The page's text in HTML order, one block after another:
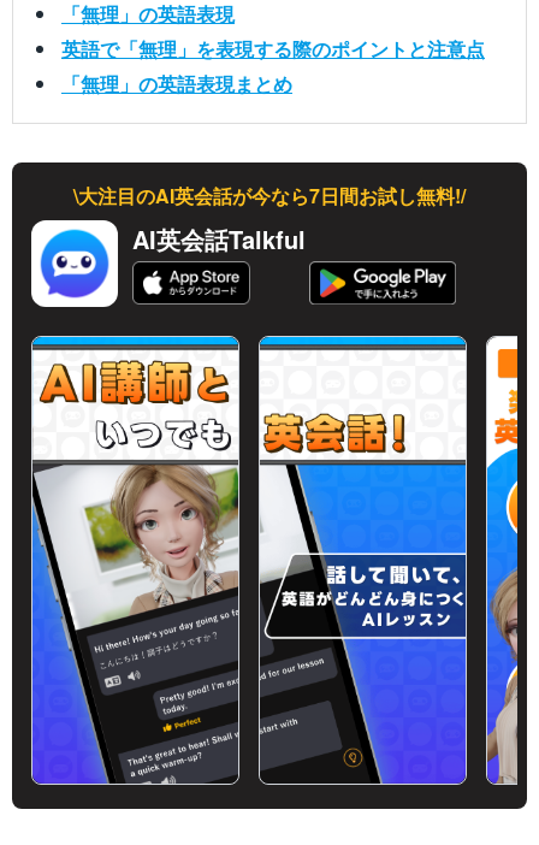
「無理」の英語表現
英語で「無理」を表現する際のポイントと注意点
「無理」の英語表現まとめ
\大注目のAI英会話が今なら7日間お試し無料!/
AI英会話Talkful